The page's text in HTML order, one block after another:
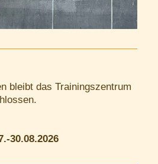
bleibt das Trainingszentrum
30.08.2026